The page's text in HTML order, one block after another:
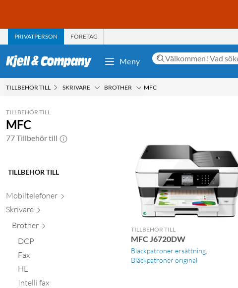
PRIVATPERSON FÖRETAG
Meny
TILLBEHÖR TILL SKRIVARE BROTHER MFC
TILLBEHÖR TILL
MFC
77 Tillbehör till
TILLBEHÖR TILL
Mobiltelefoner
Skrivare
Brother
DCP
Fax
HL
Intelli fax
TILLBEHÖR TILL
MFC J6720DW
Bläckpatroner ersättning
Bläckpatroner original